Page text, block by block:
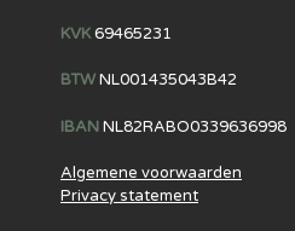
KVK69465231
BTWNL001435043B42
IBANNL82RABO0339636998
Algemene voorwaarden
Privacy statement